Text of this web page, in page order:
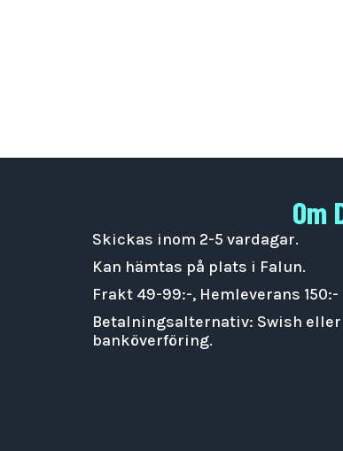
Om
Skickas inom 2-5 vardagar.
Kan hämtas på plats i Falun.
Frakt 49-99:-, Hemleverans 150:-
Betalningsalternativ: Swish eller
banköverföring.